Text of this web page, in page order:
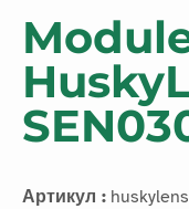
Артикул :